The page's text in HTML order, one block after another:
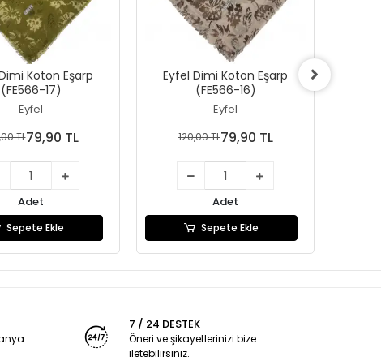
Koton Eşarp
(FE566-17)
Eyfel
TL79,90 TL
Adet
Sepete Ekle
Eyfel Dimi Koton Eşarp
(FE566-16)
Eyfel
120,00 TL79,90 TL
Adet
Sepete Ekle
7 / 24 DESTEK
Öneri ve şikayetlerinizi bize
iletebilirsiniz.